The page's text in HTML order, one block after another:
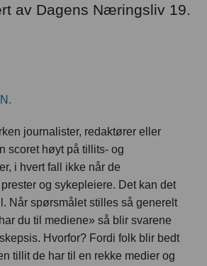
av Dagens Næringsliv 19.
journalister, redaktører eller
scoret høyt på tillits- og
i hvert fall ikke når de
og sykepleiere. Det kan det
Når spørsmålet stilles så generelt
du til mediene» så blir svarene
Hvorfor? Fordi folk blir bedt
tillit de har til en rekke medier og